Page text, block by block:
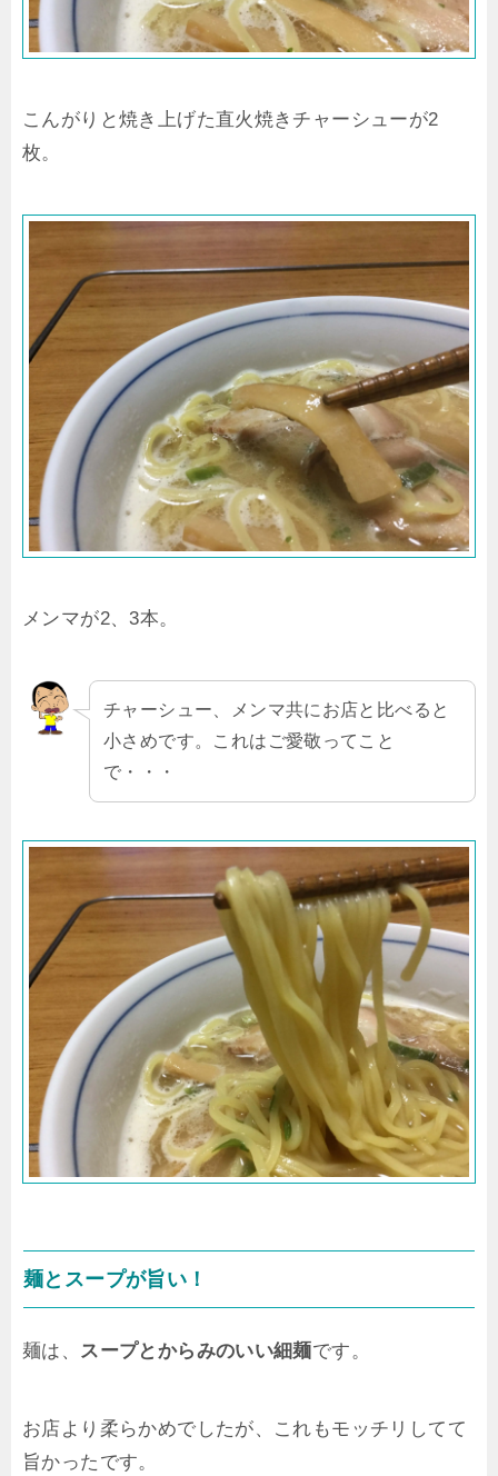
こんがりと焼き上げた直火焼きチャーシューが2
枚。
メンマが2、3本。
チャーシュー、メンマ共にお店と比べると
小さめです。これはご愛敬ってこと
で・・・
麺とスープが旨い！
麺は、 スープとからみのいい細麺です。
お店より柔らかめでしたが、これもモッチリしてて
旨かったです。